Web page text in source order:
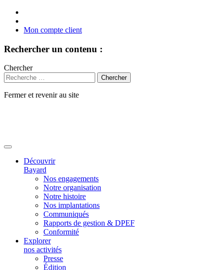
Mon compte client
Rechercher un contenu :
Chercher
Fermer et revenir au site
Découvrir
Bayard
Nos engagements
Notre organisation
Notre histoire
Nos implantations
Communiqués
Rapports de gestion & DPEF
Conformité
Explorer
nos activités
Presse
Édition